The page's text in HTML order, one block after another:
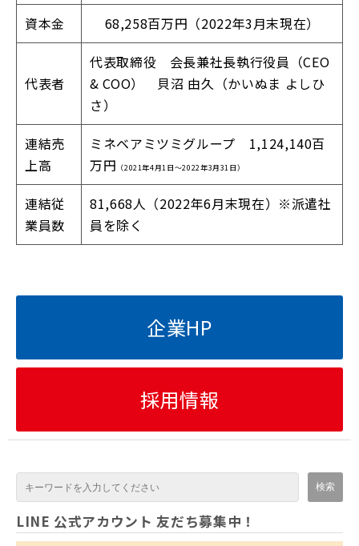
資本金 68,258百万円（2022年3月末現在）
代表者
代表取締役 会長兼社長執行役員（CEO
& COO） 貝沼 由久（かいぬま よしひ
さ）
連結売
上高
ミネベアミツミグループ 1,124,140百
万円 （2021年4月1日～2022年3月31日）
連結従
業員数
81,668人（2022年6月末現在）※派遣社
員を除く
企業HP
採用情報
LINE 公式アカウント 友だち募集中！